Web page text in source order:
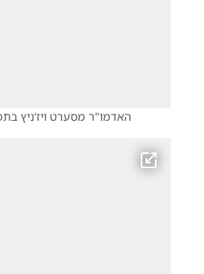
האדמו"ר מסערט ויז'ניץ